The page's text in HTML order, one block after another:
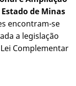
de Minas
encontram-se
a legislação
Complementar